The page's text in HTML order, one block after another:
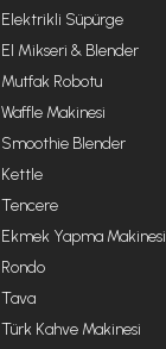
Elektrikli Süpürge
El Mikseri & Blender
Mutfak Robotu
Waffle Makinesi
Smoothie Blender
Kettle
Tencere
Ekmek Yapma Makinesi
Rondo
Tava
Türk Kahve Makinesi